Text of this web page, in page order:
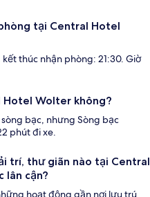
tại Central Hotel
thúc nhận phòng: 21:30. Giờ
Hotel Wolter không?
bạc, nhưng Sòng bạc
phút đi xe.
trí, thư giãn nào tại Central
lân cận?
hoạt động gần nơi lưu trú